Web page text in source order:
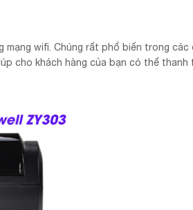
wifi. Chúng rất phổ biến trong các
cho khách hàng của bạn có thể thanh